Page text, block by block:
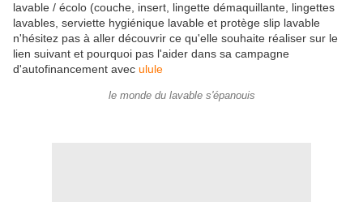
lavable / écolo (couche, insert, lingette démaquillante, lingettes
lavables, serviette hygiénique lavable et protège slip lavable
n'hésitez pas à aller découvrir ce qu'elle souhaite réaliser sur le
lien suivant et pourquoi pas l'aider dans sa campagne
d'autofinancement avec ulule
le monde du lavable s'épanouis